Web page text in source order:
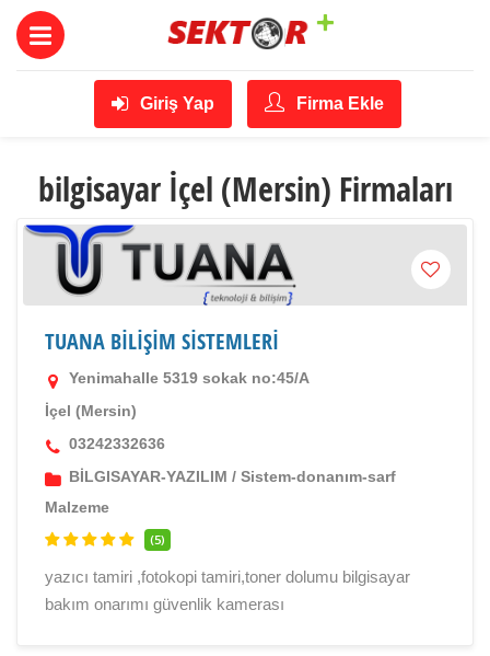
Giriş Yap Firma Ekle
bilgisayar İçel (Mersin) Firmaları
TUANA BİLİŞİM SİSTEMLERİ
Yenimahalle 5319 sokak no:45/A
İçel (Mersin)
03242332636
BİLGISAYAR-YAZILIM / Sistem-donanım-sarf
Malzeme
(5)
yazıcı tamiri ,fotokopi tamiri,toner dolumu bilgisayar
bakım onarımı güvenlik kamerası